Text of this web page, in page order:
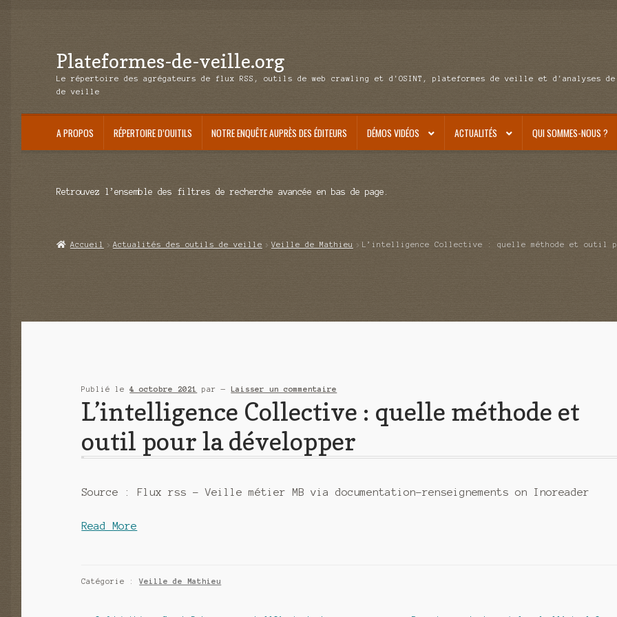
Aller
à
Aller
au
Plateformes-de-veille.org
Le répertoire des agrégateurs de flux RSS, outils de web crawling et d'OSINT, plateformes de veille et d'analyses de
de veille
A PROPOS RÉPERTOIRE D’OUITILS NOTRE ENQUÊTE AUPRÈS DES ÉDITEURS DÉMOS VIDÉOS ACTUALITÉS QUI SOMMES-NOUS ?
Retrouvez l’ensemble des filtres de recherche avancée en bas de page.
Accueil Actualités des outils de veille Veille de Mathieu L’intelligence Collective : quelle méthode et outil
Publié le4 octobre 2021 par—Laisser un commentaire
L’intelligence Collective : quelle méthode et
outil pour la développer
Source : Flux rss – Veille métier MB via documentation-renseignements on Inoreader
Read More
Catégorie :Veille de Mathieu